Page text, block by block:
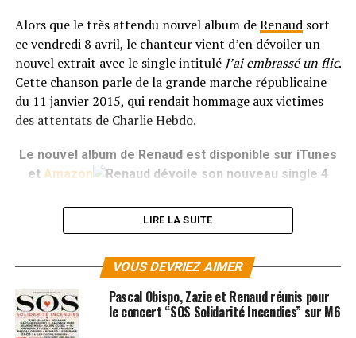
Alors que le très attendu nouvel album deRenaudsort
ce vendredi 8 avril, le chanteur vient d’en dévoiler un
nouvel extrait avec le single intitulé J’ai embrassé un flic.
Cette chanson parle de la grande marche républicaine
du 11 janvier 2015, qui rendait hommage aux victimes
des attentats de Charlie Hebdo.
Le nouvel album de Renaud est disponible sur iTunes
et Amazon
LIRE LA SUITE
VOUS DEVRIEZ AIMER
Pascal Obispo, Zazie et Renaud réunis pour
le concert “SOS Solidarité Incendies” sur M6